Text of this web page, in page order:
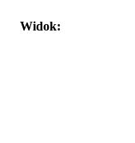
Widok: